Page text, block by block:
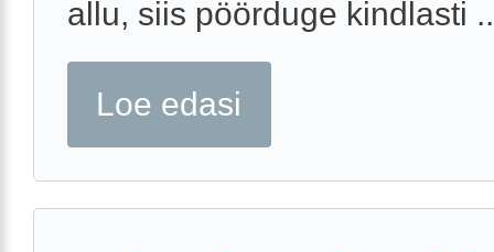
allu, siis pöörduge kindlasti
Loe edasi